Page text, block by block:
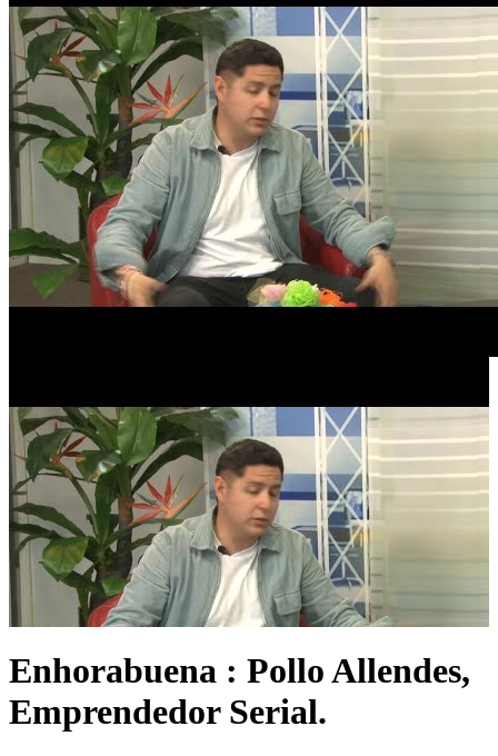
Enhorabuena : Pollo Allendes,
Emprendedor Serial.